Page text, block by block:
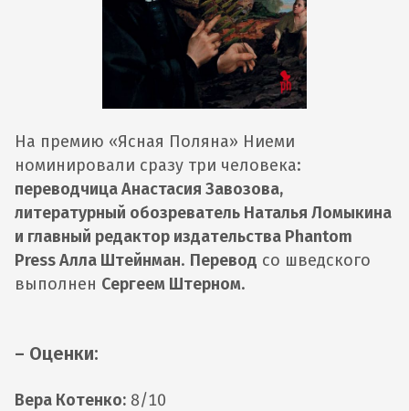
На премию «Ясная Поляна» Ниеми
номинировали сразу три человека:
переводчица Анастасия Завозова,
литературный обозреватель Наталья Ломыкина
и главный редактор издательства Phantom
Press Алла Штейнман. Перевод со шведского
выполнен Сергеем Штерном.
– Оценки:
Вера Котенко: 8/10